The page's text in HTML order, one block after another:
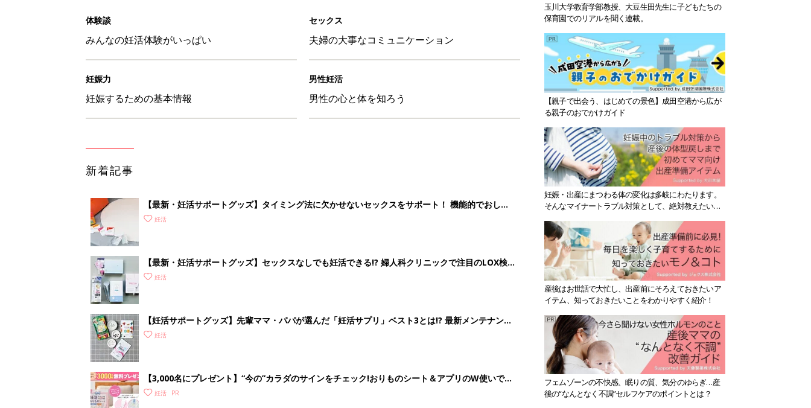
体験談
みんなの妊活体験がいっぱい
セックス
夫婦の大事なコミュニケーション
妊娠力
妊娠するための基本情報
男性妊活
男性の心と体を知ろう
新着記事
【最新・妊活サポートグッズ】タイミング法に欠かせないセックスをサポート！ 機能的でおしゃ
れな“ラブグッズ”を紹介
妊活
【最新・妊活サポートグッズ】セックスなしでも妊活できる!? 婦人科クリニックで注目のLOX検
査が自宅でできる!? 驚きグッズ続々
妊活
【妊活サポートグッズ】先輩ママ・パパが選んだ「妊活サプリ」ベスト3とは!? 最新メンテナンス
グッズも
妊活
【3,000名にプレゼント】“今の”カラダのサインをチェック!おりものシート＆アプリのW使いでス
ムーズに予測
妊活
玉川大学教育学部教授、大豆生田先生に子どもたちの
保育園でのリアルを聞く連載。
【親子で出会う、はじめての景色】成田空港から広が
る親子のおでかけガイド
妊娠・出産にまつわる体の変化は多岐にわたります。
そんなマイナートラブル対策として、絶対教えたい！
産後はお世話で大忙し、出産前にそろえておきたいア
イテム、知っておきたいことをわかりやすく紹介！
フェムゾーンの不快感、眠りの質、気分のゆらぎ…産
後の“なんとなく不調”セルフケアのポイントとは？